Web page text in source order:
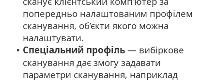
попередньо налаштованим профілем
сканування, об’єкти якого можна
налаштувати.
• Спеціальний профіль — вибіркове
сканування дає змогу задавати
параметри сканування, наприклад